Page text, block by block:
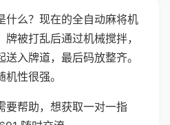
什么？现在的全自动麻将机
被打乱后通过机械搅拌，
入牌道，最后码放整齐。
性很强。
要帮助，想获取一对一指